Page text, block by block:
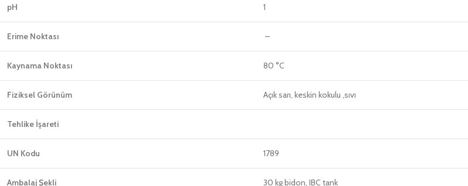
pH 1
Erime Noktası –
Kaynama Noktası 80 °C
Fiziksel Görünüm Açık sarı, keskin kokulu ,sıvı
Tehlike İşareti
UN Kodu 1789
Ambalaj Şekli 30 kg bidon, IBC tank